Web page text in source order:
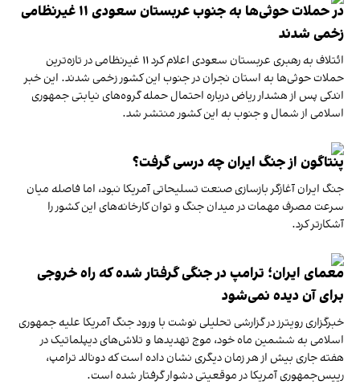
در حملات حوثی‌ها به جنوب عربستان سعودی ۱۱ غیرنظامی
زخمی شدند
ائتلاف به رهبری عربستان سعودی اعلام کرد ۱۱ غیرنظامی در تازه‌ترین
حملات حوثی‌ها به استان نجران در جنوب این کشور زخمی شدند. این خبر
اندکی پس از هشدار ریاض درباره احتمال حمله گروه‌های نیابتی جمهوری
اسلامی از شمال و جنوب به این کشور منتشر شد.
پنتاگون از جنگ ایران چه درسی گرفت؟
جنگ ایران آغازگر بازسازی صنعت تسلیحاتی آمریکا نبود، اما فاصله میان
سرعت مصرف مهمات در میدان جنگ و توان کارخانه‌های این کشور را
آشکارتر کرد.
معمای ایران؛ ترامپ در جنگی گرفتار شده که راه خروجی
برای آن دیده نمی‌شود
خبرگزاری رویترز در گزارشی تحلیلی نوشت با ورود جنگ آمریکا علیه جمهوری
اسلامی به ششمین ماه خود، موج تهدیدها و تلاش‌های دیپلماتیک در
هفته جاری بیش از هر زمان دیگری نشان داده است که دونالد ترامپ،
رییس‌جمهوری آمریکا در موقعیتی دشوار گرفتار شده است.